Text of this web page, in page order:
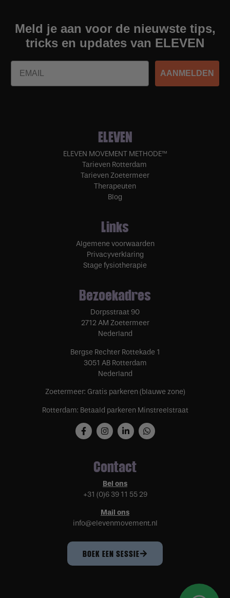
Meld je aan voor de nieuwste tips,
tricks en updates van ELEVEN
Email
AANMELDEN
ELEVEN
ELEVEN MOVEMENT METHODE™
Tarieven Rotterdam
Tarieven Zoetermeer
Therapeuten
Blog
Links
Algemene voorwaarden
Privacyverklaring
Stage fysiotherapie
Bezoekadres
Dorpsstraat 90
2712 AM Zoetermeer
Nederland
Bergse Rechter Rottekade 1
3051 AB Rotterdam
Nederland
Zoetermeer: Gratis parkeren (blauwe zone)
Rotterdam: Betaald parkeren Minstreelstraat
Contact
Bel ons
+31 (0)6 39 11 55 29
Mail ons
info@elevenmovement.nl
BOEK EEN SESSIE